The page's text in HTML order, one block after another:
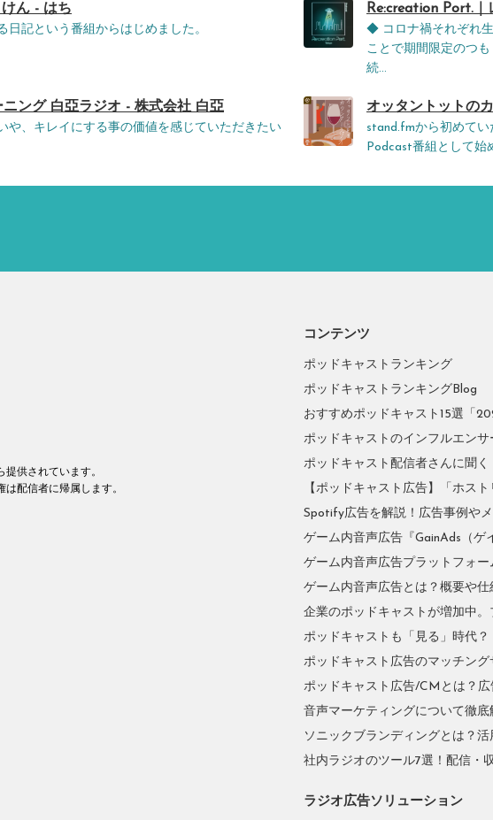
ん - はち
日記という番組からはじめました。
Re:creation Port.
◆ コロナ禍それぞれ
ことで期間限定のつ
続...
ング 白亞ラジオ - 株式会社 白亞
や、キレイにする事の価値を感じていただきたい
オッタントットの
stand.fmから初めて
Podcast番組として始
供されています。
配信者に帰属します。
コンテンツ
ポッドキャストランキング
ポッドキャストランキングBlog
おすすめポッドキャスト15選「
ポッドキャストのインフルエン
ポッドキャスト配信者さんに聞
【ポッドキャスト広告】「ホス
Spotify広告を解説！広告事例や
ゲーム内音声広告『GainAds（ゲ
ゲーム内音声広告プラットフォ
ゲーム内音声広告とは？概要や
企業のポッドキャストが増加中
ポッドキャストも「見る」時代
ポッドキャスト広告のマッチン
ポッドキャスト広告/CMとは？
音声マーケティングについて徹底
ソニックブランディングとは？
社内ラジオのツール7選！配信・
ラジオ広告ソリューション